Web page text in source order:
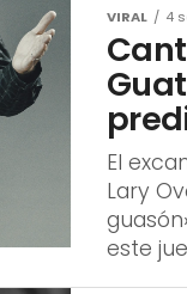
VIRAL 4
El
Lary
este